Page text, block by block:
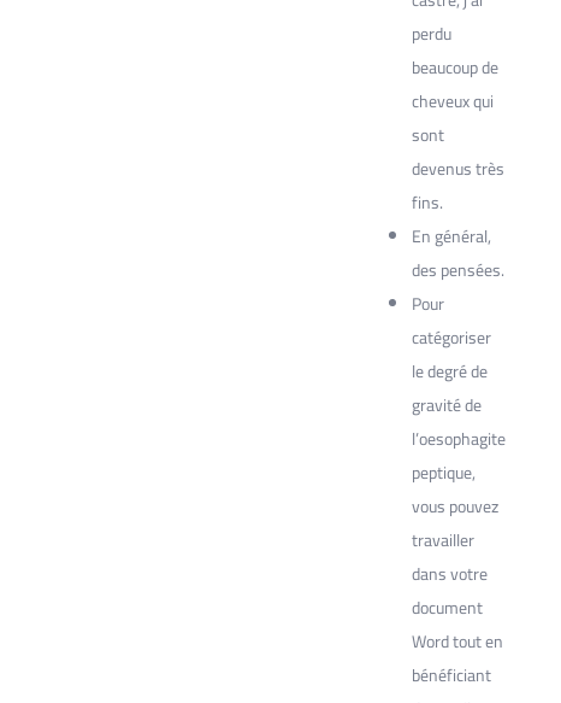
perdu
beaucoup de
cheveux qui
sont
devenus très
fins.
En général,
des pensées.
Pour
catégoriser
le degré de
gravité de
l’oesophagite
peptique,
vous pouvez
travailler
dans votre
document
Word tout en
bénéficiant